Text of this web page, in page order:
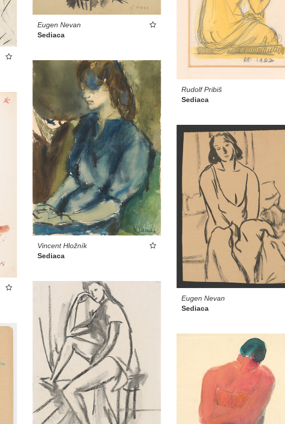
Eugen Nevan
Sediaca
Rudolf Pribiš
Sediaca
Vincent Hložník
Sediaca
Eugen Nevan
Sediaca